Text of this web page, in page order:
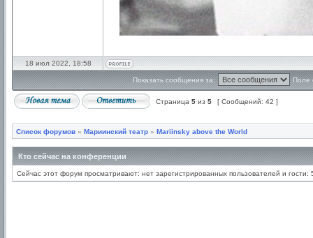
18 июл 2022, 18:58
Показать сообщения за: Поле
Страница 5 из 5 [ Сообщений: 42 ]
Список форумов » Мариинский театр » Mariinsky above the World
Кто сейчас на конференции
Сейчас этот форум просматривают: нет зарегистрированных пользователей и гости: